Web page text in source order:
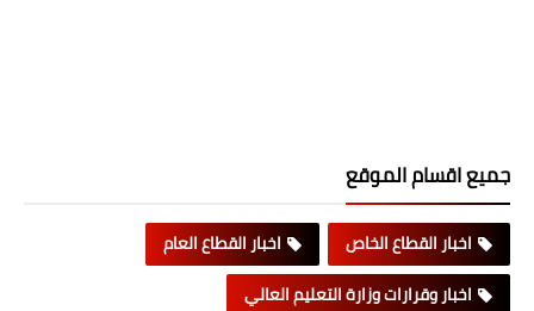
جميع اقسام الموقع
اخبار القطاع الخاص
اخبار القطاع العام
اخبار وقرارات وزارة التعليم العالي